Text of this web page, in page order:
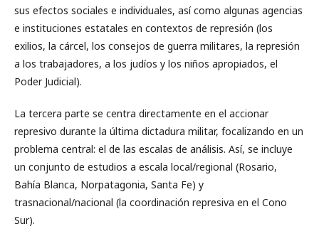
sus efectos sociales e individuales, así como algunas agencias
e instituciones estatales en contextos de represión (los
exilios, la cárcel, los consejos de guerra militares, la represión
a los trabajadores, a los judíos y los niños apropiados, el
Poder Judicial).
La tercera parte se centra directamente en el accionar
represivo durante la última dictadura militar, focalizando en un
problema central: el de las escalas de análisis. Así, se incluye
un conjunto de estudios a escala local/regional (Rosario,
Bahía Blanca, Norpatagonia, Santa Fe) y
trasnacional/nacional (la coordinación represiva en el Cono
Sur).